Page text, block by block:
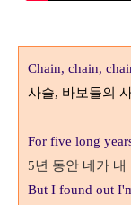
Chain, chain,
사슬, 바보들의
For five long
5년 동안 네가
But I found out